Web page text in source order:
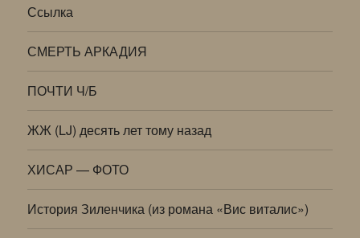
Ссылка
СМЕРТЬ АРКАДИЯ
ПОЧТИ Ч/Б
ЖЖ (LJ) десять лет тому назад
ХИСАР — ФОТО
История Зиленчика (из романа «Вис виталис»)